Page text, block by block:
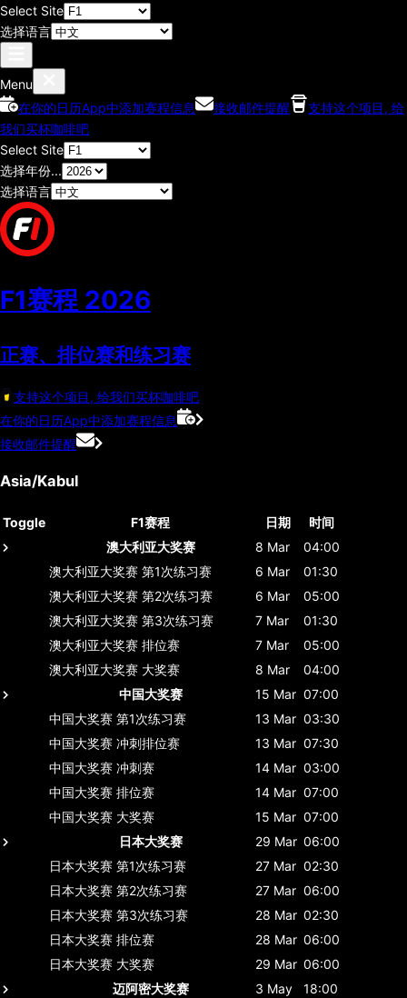
Select Site
选择语言
Menu
在你的日历App中添加赛程信息
接收邮件提醒
支持这个项目, 给
我们买杯咖啡吧
Select Site
选择年份...
选择语言
F1赛程 2026
正赛、排位赛和练习赛
支持这个项目, 给我们买杯咖啡吧
在你的日历App中添加赛程信息
接收邮件提醒
Asia/Kabul
Toggle F1赛程 日期
时间
澳大利亚大奖赛
8 Mar
04:00
澳大利亚大奖赛 第1次练习赛 6 Mar
01:30
澳大利亚大奖赛 第2次练习赛 6 Mar
05:00
澳大利亚大奖赛 第3次练习赛 7 Mar
01:30
澳大利亚大奖赛 排位赛 7 Mar
05:00
澳大利亚大奖赛 大奖赛 8 Mar
04:00
中国大奖赛
15 Mar 07:00
中国大奖赛 第1次练习赛 13 Mar 03:30
中国大奖赛 冲刺排位赛 13 Mar 07:30
中国大奖赛 冲刺赛 14 Mar 03:00
中国大奖赛 排位赛 14 Mar 07:00
中国大奖赛 大奖赛 15 Mar 07:00
日本大奖赛
29 Mar 06:00
日本大奖赛 第1次练习赛 27 Mar 02:30
日本大奖赛 第2次练习赛 27 Mar 06:00
日本大奖赛 第3次练习赛 28 Mar 02:30
日本大奖赛 排位赛 28 Mar 06:00
日本大奖赛 大奖赛 29 Mar 06:00
迈阿密大奖赛
3 May
18:00